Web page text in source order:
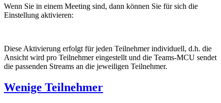
Wenn Sie in einem Meeting sind, dann können Sie für sich die
Einstellung aktivieren:
Diese Aktivierung erfolgt für jeden Teilnehmer individuell, d.h. die
Ansicht wird pro Teilnehmer eingestellt und die Teams-MCU sendet
die passenden Streams an die jeweiligen Teilnehmer.
Wenige Teilnehmer